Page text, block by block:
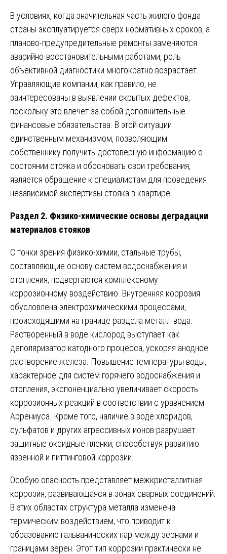
В условиях, когда значительная часть жилого фонда
страны эксплуатируется сверх нормативных сроков, а
планово-предупредительные ремонты заменяются
аварийно-восстановительными работами, роль
объективной диагностики многократно возрастает.
Управляющие компании, как правило, не
заинтересованы в выявлении скрытых дефектов,
поскольку это влечет за собой дополнительные
финансовые обязательства. В этой ситуации
единственным механизмом, позволяющим
собственнику получить достоверную информацию о
состоянии стояка и обосновать свои требования,
является обращение к специалистам для проведения
независимой экспертизы стояка в квартире.
Раздел 2. Физико-химические основы деградации
материалов стояков
С точки зрения физико-химии, стальные трубы,
составляющие основу систем водоснабжения и
отопления, подвергаются комплексному
коррозионному воздействию. Внутренняя коррозия
обусловлена электрохимическими процессами,
происходящими на границе раздела металл-вода.
Растворенный в воде кислород выступает как
деполяризатор катодного процесса, ускоряя анодное
растворение железа. Повышение температуры воды,
характерное для систем горячего водоснабжения и
отопления, экспоненциально увеличивает скорость
коррозионных реакций в соответствии с уравнением
Аррениуса. Кроме того, наличие в воде хлоридов,
сульфатов и других агрессивных ионов разрушает
защитные оксидные пленки, способствуя развитию
язвенной и питтинговой коррозии.
Особую опасность представляет межкристаллитная
коррозия, развивающаяся в зонах сварных соединений.
В этих областях структура металла изменена
термическим воздействием, что приводит к
образованию гальванических пар между зернами и
границами зерен. Этот тип коррозии практически не